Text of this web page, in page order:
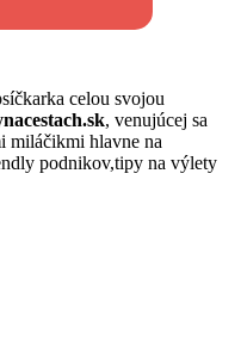
celou svojou
, venujúcej sa
miláčikmi hlavne na
podnikov,tipy na výlety